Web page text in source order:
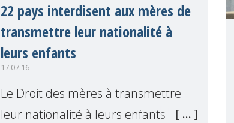
22 pays interdisent aux mères de
transmettre leur nationalité à
leurs enfants
17.07.16
Le Droit des mères à transmettre
leur nationalité à leurs enfants a des